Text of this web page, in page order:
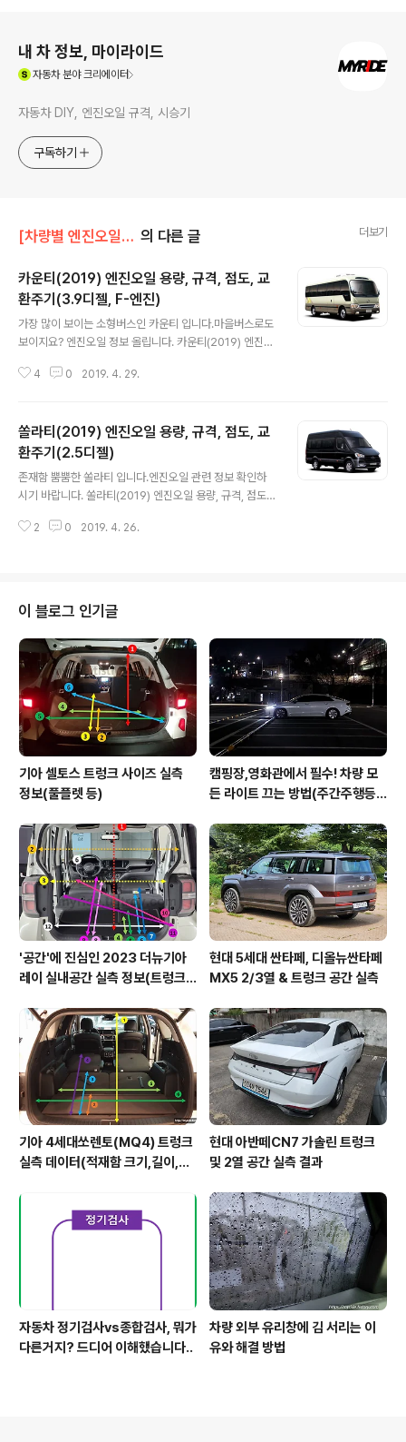
내 차 정보, 마이라이드
자동차분야 크리에이터
자동차 DIY, 엔진오일 규격, 시승기
구독하기
[차량별 엔진오일 정보]/현대차 엔진오일 의 다른 글 더보기
카운티(2019) 엔진오일 용량, 규격, 점도, 교
환주기(3.9디젤, F-엔진)
가장 많이 보이는 소형버스인 카운티 입니다.마을버스로도
보이지요? 엔진오일 정보 올립니다. 카운티(2019) 엔진오
일 교환 주기최초 30,000km 교환 후 매 60,000km 또
0km 교환 후 매 60,000km 또는 12개월 마다 교환 (일
반조건)최초 5,000km 교환 후 매 30,000km 또는 6개
월 마다 교환 (가혹조건) * 연료 필터 교환 주기메인필터
(히터내장형) : 최초 20,000km 교환 후 매 40,000km
마다 교환 (일반조건), 가혹조건 시 단축프리필터(히터내장
형) : 최초 20,000km ..
4 0 2019. 4. 29.
쏠라티(2019) 엔진오일 용량, 규격, 점도, 교
환주기(2.5디젤)
존재함 뿜뿜한 쏠라티 입니다.엔진오일 관련 정보 확인하
시기 바랍니다. 쏠라티(2019) 엔진오일 용량, 규격, 점도,
12개월 중 먼저 도래 시 (일반조건), 10,000km / 6개월
2 0 2019. 4. 26.
이 블로그 인기글
기아 셀토스 트렁크 사이즈 실측
정보(풀플렛 등)
캠핑장,영화관에서 필수! 차량 모
든 라이트 끄는 방법(주간주행등D
'공간'에 진심인 2023 더뉴기아
레이 실내공간 실측 정보(트렁크,
현대 5세대 싼타페, 디올뉴싼타페
MX5 2/3열 & 트렁크 공간 실측
기아 4세대쏘렌토(MQ4) 트렁크
실측 데이터(적재함 크기,길이,높
현대 아반떼CN7 가솔린 트렁크
및 2열 공간 실측 결과
자동차 정기검사vs종합검사, 뭐가
다른거지? 드디어 이해했습니다..
차량 외부 유리창에 김 서리는 이
유와 해결 방법